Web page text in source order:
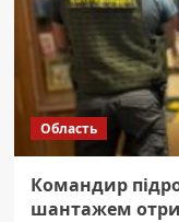
перекинувся:
жінки
Область
Командир
шантажем